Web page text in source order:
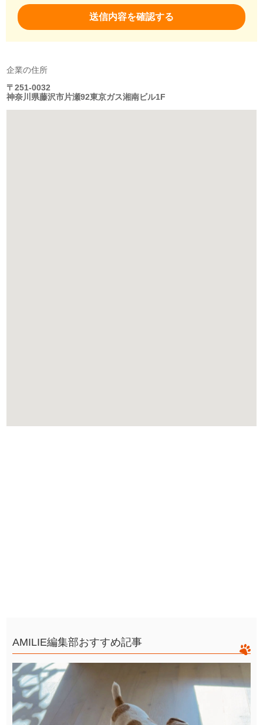
企業の住所
〒251-0032
神奈川県藤沢市片瀬92東京ガス湘南ビル1F
AMILIE編集部おすすめ記事